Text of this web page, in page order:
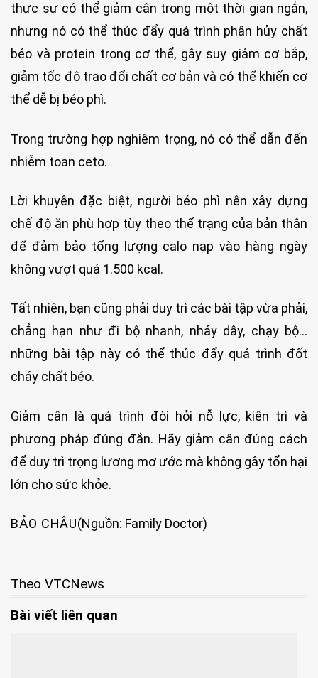
thực sự có thể giảm cân trong một thời gian ngắn,
nhưng nó có thể thúc đẩy quá trình phân hủy chất
béo và protein trong cơ thể, gây suy giảm cơ bắp,
giảm tốc độ trao đổi chất cơ bản và có thể khiến cơ
thể dễ bị béo phì.
Trong trường hợp nghiêm trọng, nó có thể dẫn đến
nhiễm toan ceto.
Lời khuyên đặc biệt, người béo phì nên xây dựng
chế độ ăn phù hợp tùy theo thể trạng của bản thân
để đảm bảo tổng lượng calo nạp vào hàng ngày
không vượt quá 1.500 kcal.
Tất nhiên, bạn cũng phải duy trì các bài tập vừa phải,
chẳng hạn như đi bộ nhanh, nhảy dây, chạy bộ…
những bài tập này có thể thúc đẩy quá trình đốt
cháy chất béo.
Giảm cân là quá trình đòi hỏi nỗ lực, kiên trì và
phương pháp đúng đắn. Hãy giảm cân đúng cách
để duy trì trọng lượng mơ ước mà không gây tổn hại
lớn cho sức khỏe.
BẢO CHÂU(Nguồn: Family Doctor)
Theo VTCNews
Bài viết liên quan